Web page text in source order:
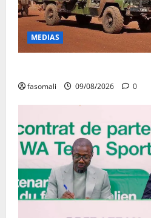
MEDIAS
fasomali 09/08/2026 0